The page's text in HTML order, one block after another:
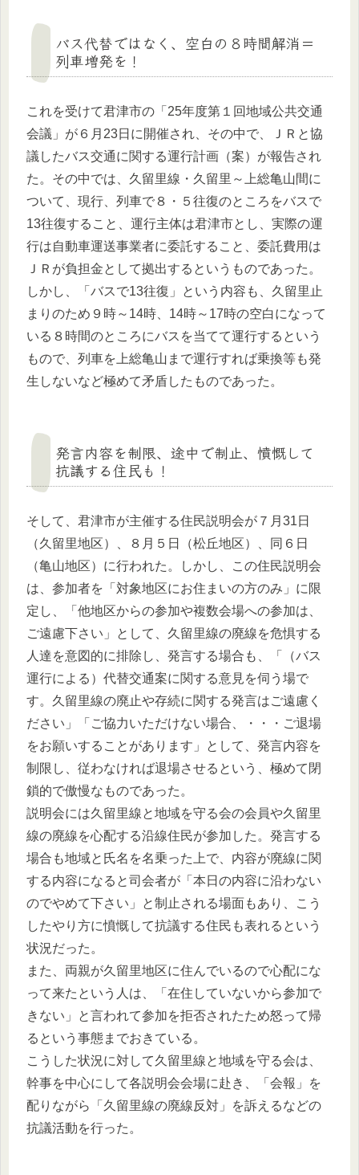
バス代替ではなく、空白の８時間解消＝
列車増発を！
これを受けて君津市の「25年度第１回地域公共交通
会議」が６月23日に開催され、その中で、ＪＲと協
議したバス交通に関する運行計画（案）が報告され
た。その中では、久留里線・久留里～上総亀山間に
ついて、現行、列車で８・５往復のところをバスで
13往復すること、運行主体は君津市とし、実際の運
行は自動車運送事業者に委託すること、委託費用は
ＪＲが負担金として拠出するというものであった。
しかし、「バスで13往復」という内容も、久留里止
まりのため９時～14時、14時～17時の空白になって
いる８時間のところにバスを当てて運行するという
もので、列車を上総亀山まで運行すれば乗換等も発
生しないなど極めて矛盾したものであった。
発言内容を制限、途中で制止、憤慨して
抗議する住民も！
そして、君津市が主催する住民説明会が７月31日
（久留里地区）、８月５日（松丘地区）、同６日
（亀山地区）に行われた。しかし、この住民説明会
は、参加者を「対象地区にお住まいの方のみ」に限
定し、「他地区からの参加や複数会場への参加は、
ご遠慮下さい」として、久留里線の廃線を危惧する
人達を意図的に排除し、発言する場合も、「（バス
運行による）代替交通案に関する意見を伺う場で
す。久留里線の廃止や存続に関する発言はご遠慮く
ださい」「ご協力いただけない場合、・・・ご退場
をお願いすることがあります」として、発言内容を
制限し、従わなければ退場させるという、極めて閉
鎖的で傲慢なものであった。
説明会には久留里線と地域を守る会の会員や久留里
線の廃線を心配する沿線住民が参加した。発言する
場合も地域と氏名を名乗った上で、内容が廃線に関
する内容になると司会者が「本日の内容に沿わない
のでやめて下さい」と制止される場面もあり、こう
したやり方に憤慨して抗議する住民も表れるという
状況だった。
また、両親が久留里地区に住んでいるので心配にな
って来たという人は、「在住していないから参加で
きない」と言われて参加を拒否されたため怒って帰
るという事態までおきている。
こうした状況に対して久留里線と地域を守る会は、
幹事を中心にして各説明会会場に赴き、「会報」を
配りながら「久留里線の廃線反対」を訴えるなどの
抗議活動を行った。